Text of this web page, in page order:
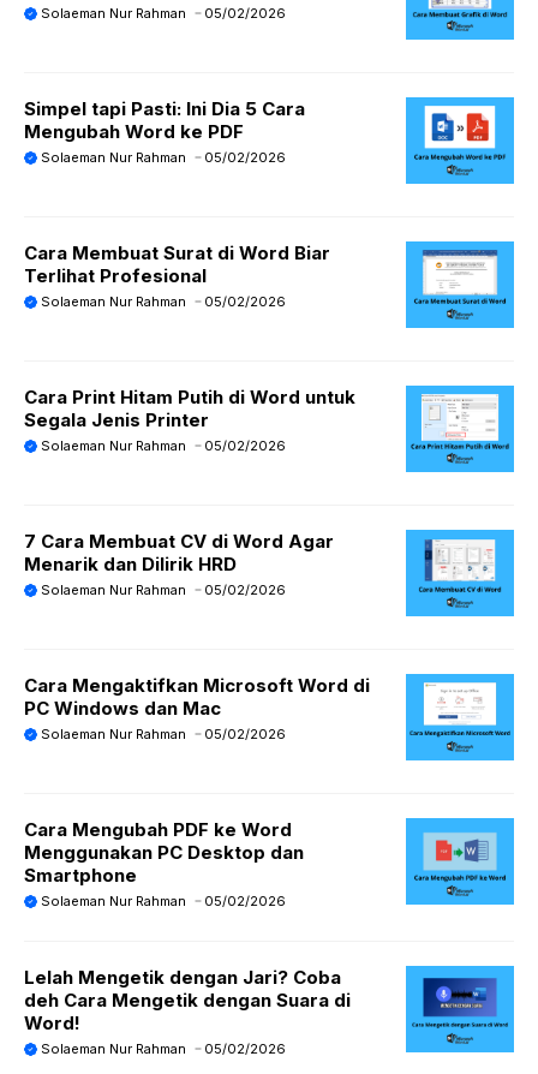
Solaeman Nur Rahman 05/02/2026
Simpel tapi Pasti: Ini Dia 5 Cara
Mengubah Word ke PDF
Solaeman Nur Rahman 05/02/2026
Cara Membuat Surat di Word Biar
Terlihat Profesional
Solaeman Nur Rahman 05/02/2026
Cara Print Hitam Putih di Word untuk
Segala Jenis Printer
Solaeman Nur Rahman 05/02/2026
7 Cara Membuat CV di Word Agar
Menarik dan Dilirik HRD
Solaeman Nur Rahman 05/02/2026
Cara Mengaktifkan Microsoft Word di
PC Windows dan Mac
Solaeman Nur Rahman 05/02/2026
Cara Mengubah PDF ke Word
Menggunakan PC Desktop dan
Smartphone
Solaeman Nur Rahman 05/02/2026
Lelah Mengetik dengan Jari? Coba
deh Cara Mengetik dengan Suara di
Word!
Solaeman Nur Rahman 05/02/2026